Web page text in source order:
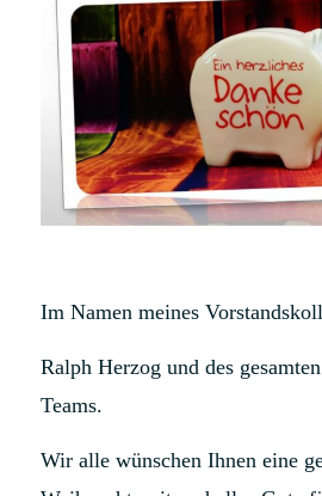
Im Namen meines
Ralph Herzog und des
Teams.
Wir alle wünschen Ihnen eine